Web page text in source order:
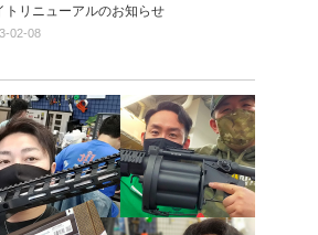
トリニューアルのお知らせ
02-08